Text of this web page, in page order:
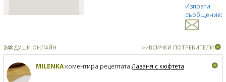
Изпрати
съобщение:
248 ДУШИ ОНЛАЙН >>ВСИЧКИ ПОТРЕБИТЕЛИ
MILENKAкоментира рецептатаЛазаня с кюфтета